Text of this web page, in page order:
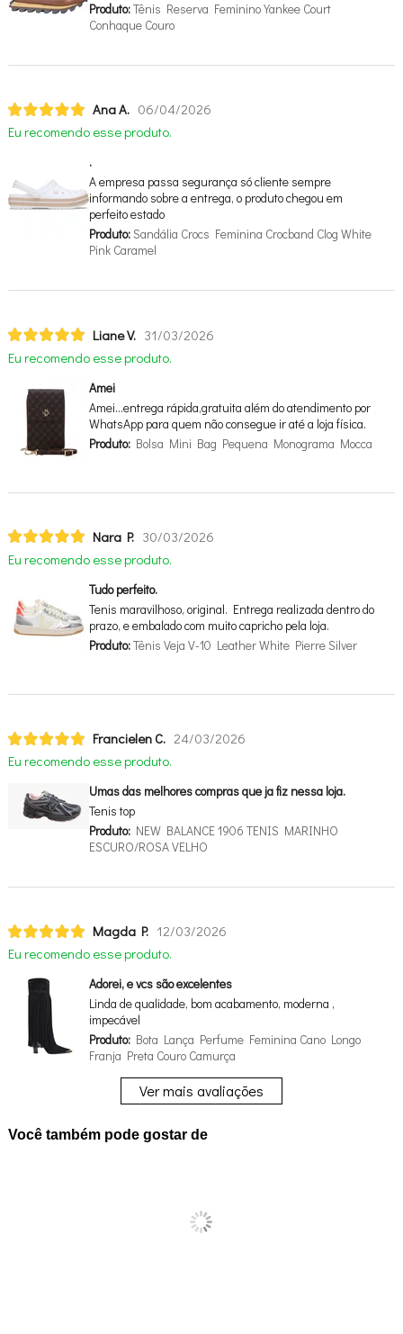
Produto:Tênis Reserva Feminino Yankee Court
Conhaque Couro
Ana A. 06/04/2026
Eu recomendo esse produto.
.
A empresa passa segurança só cliente sempre
informando sobre a entrega, o produto chegou em
perfeito estado
Produto:Sandália Crocs Feminina Crocband Clog White
Pink Caramel
Liane V. 31/03/2026
Eu recomendo esse produto.
Amei
Amei…entrega rápida,gratuita além do atendimento por
WhatsApp para quem não consegue ir até a loja física.
Produto:Bolsa Mini Bag Pequena Monograma Mocca
Nara P. 30/03/2026
Eu recomendo esse produto.
Tudo perfeito.
Tenis maravilhoso, original. Entrega realizada dentro do
prazo, e embalado com muito capricho pela loja.
Produto:Tênis Veja V-10 Leather White Pierre Silver
Francielen C. 24/03/2026
Eu recomendo esse produto.
Umas das melhores compras que ja fiz nessa loja.
Tenis top
Produto:NEW BALANCE 1906 TENIS MARINHO
ESCURO/ROSA VELHO
Magda P. 12/03/2026
Eu recomendo esse produto.
Adorei, e vcs são excelentes
Linda de qualidade, bom acabamento, moderna ,
impecável
Produto:Bota Lança Perfume Feminina Cano Longo
Franja Preta Couro Camurça
Ver mais avaliações
Você também pode gostar de